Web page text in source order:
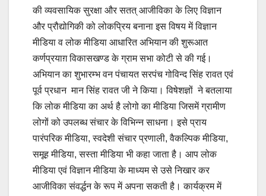
की व्यवसायिक सुरक्षा और सतत् आजीविका के लिए विज्ञान
और प्रौद्योगिकी को लोकप्रिय बनाना इस विषय में विज्ञान
मीडिया व लोक मीडिया आधारित अभियान की शुरूआत
कर्णप्रयाग़ विकासखण्ड के ग्राम सभा कोटी से की गई।
अभियान का शुभारम्भ वन पंचायत सरपंच गोविन्द सिंह रावत एवं
पूर्व प्रधान मान सिंह रावत जी ने किया। विषेशज्ञों ने बतलाया
कि लोक मीडिया का अर्थ है लोगो का मीडिया जिसमें ग्रामीण
लोगों को उपलब्ध संचार के विभिन्न साधना। इसे प्राय
पारंपरिक मीडिया, स्वदेशी संचार प्रणाली, वैकल्पिक मीडिया,
समूह मीडिया, सस्ता मीडिया भी कहा जाता है। आप लोक
मीडिया एवं विज्ञान मीडिया के माध्यम से उसे निखार कर
आजीविका संवर्द्धन के रूप में अपना सकती है। कार्यक्रम में